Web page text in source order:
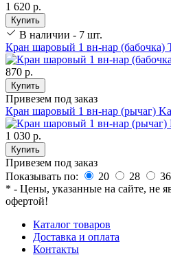
1 620 р.
Купить
В наличии - 7 шт.
Кран шаровый 1 вн-нар (бабочка)
870 р.
Купить
Привезем под заказ
Кран шаровый 1 вн-нар (рычаг)
1 030 р.
Купить
Привезем под заказ
Показывать по:
20 28
36
* - Цены, указанные на сайте, не
офертой!
Каталог товаров
Доставка и оплата
Контакты